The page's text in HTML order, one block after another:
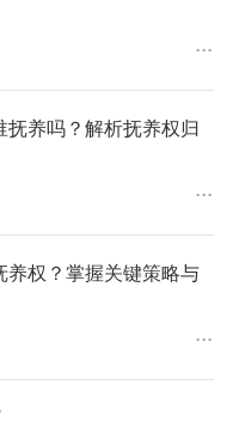
抚养吗？解析抚养权归
养权？掌握关键策略与